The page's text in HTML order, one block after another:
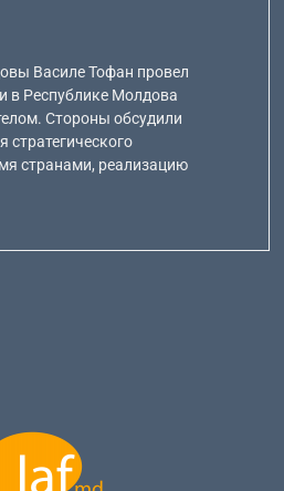
Василе Тофан провел
в Республике Молдова
Стороны обсудили
стратегического
странами, реализацию